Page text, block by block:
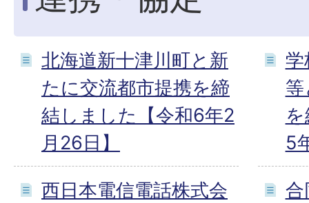
北海道新十津川町と新
たに交流都市提携を締
結しました【令和6年2
月26日】
学
5
西日本電信電話株式会
合